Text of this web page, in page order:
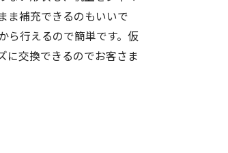
ま補充できるのもいいで
ら行えるので簡単です。仮
に交換できるのでお客さま